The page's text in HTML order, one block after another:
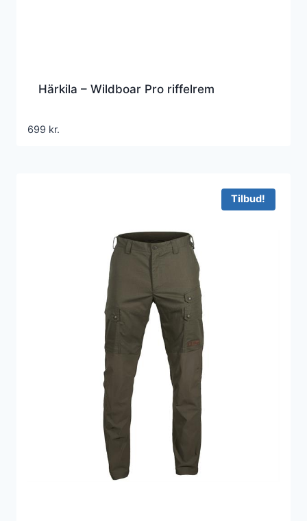
Härkila – Wildboar Pro riffelrem
699 kr.
Tilbud!